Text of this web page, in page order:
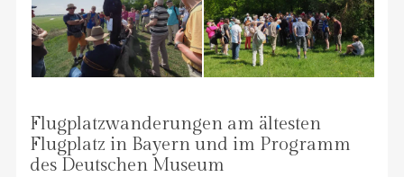
Flugplatzwanderungen am ältesten
Flugplatz in Bayern und im Programm
des Deutschen Museum